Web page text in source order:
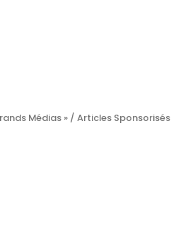
Médias » /Articles Sponsorisés